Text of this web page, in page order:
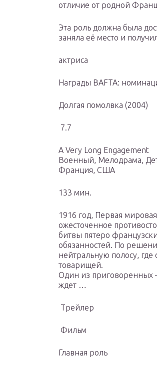
отличие от родной
Эта роль должна была
заняла её место и
актриса
Награды BAFTA:
Долгая помолвка (2004)
7.7
A Very Long Engagement
Военный, Мелодрама,
Франция, США
133 мин.
1916 год, Первая
ожесточенное
битвы пятеро
обязанностей. По
нейтральную полосу,
товарищей.
Один из приговоренных
ждет …
Трейлер
Фильм
Главная роль